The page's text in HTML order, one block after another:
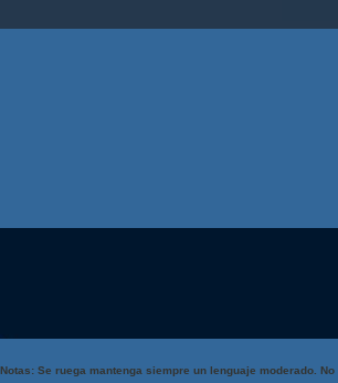
Notas: Se ruega mantenga siempre un lenguaje moderado.